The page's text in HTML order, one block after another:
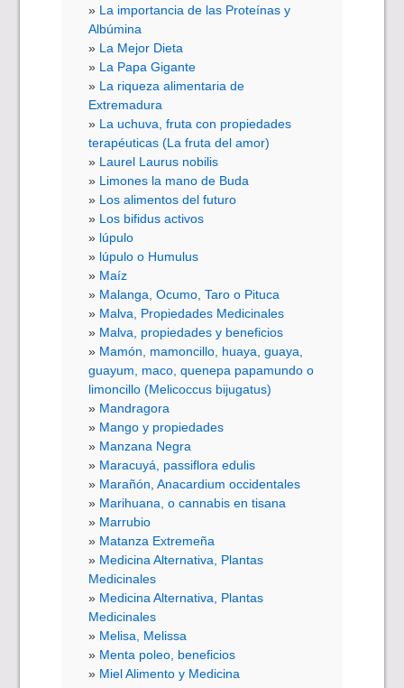
La importancia de las Proteínas y
Albúmina
La Mejor Dieta
La Papa Gigante
La riqueza alimentaria de
Extremadura
La uchuva, fruta con propiedades
terapéuticas (La fruta del amor)
Laurel Laurus nobilis
Limones la mano de Buda
Los alimentos del futuro
Los bifidus activos
lúpulo
lúpulo o Humulus
Maíz
Malanga, Ocumo, Taro o Pituca
Malva, Propiedades Medicinales
Malva, propiedades y beneficios
Mamón, mamoncillo, huaya, guaya,
guayum, maco, quenepa papamundo o
limoncillo (Melicoccus bijugatus)
Mandragora
Mango y propiedades
Manzana Negra
Maracuyá, passiflora edulis
Marañón, Anacardium occidentales
Marihuana, o cannabis en tisana
Marrubio
Matanza Extremeña
Medicina Alternativa, Plantas
Medicinales
Medicina Alternativa, Plantas
Medicinales
Melisa, Melissa
Menta poleo, beneficios
Miel Alimento y Medicina